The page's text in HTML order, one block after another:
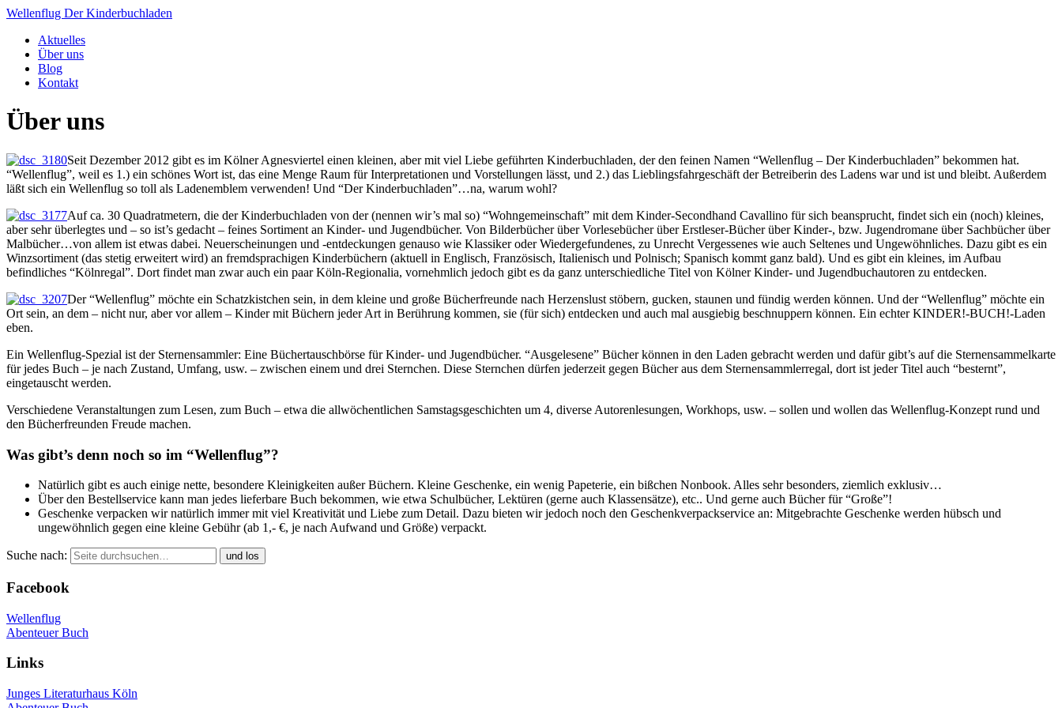
Wellenflug Der Kinderbuchladen
Aktuelles
Über uns
Blog
Kontakt
Über uns
Seit Dezember 2012 gibt es im Kölner Agnesviertel einen kleinen, aber mit viel Liebe geführten Kinderbuchladen, der den feinen Namen “Wellenflug – Der Kinderbuchladen” bekommen hat.
“Wellenflug”, weil es 1.) ein schönes Wort ist, das eine Menge Raum für Interpretationen und Vorstellungen lässt, und 2.) das Lieblingsfahrgeschäft der Betreiberin des Ladens war und ist und bleibt. Außerdem
läßt sich ein Wellenflug so toll als Ladenemblem verwenden! Und “Der Kinderbuchladen”…na, warum wohl?
Auf ca. 30 Quadratmetern, die der Kinderbuchladen von der (nennen wir’s mal so) “Wohngemeinschaft” mit dem Kinder-Secondhand Cavallino für sich beansprucht, findet sich ein (noch) kleines,
aber sehr überlegtes und – so ist’s gedacht – feines Sortiment an Kinder- und Jugendbücher. Von Bilderbücher über Vorlesebücher über Erstleser-Bücher über Kinder-, bzw. Jugendromane über Sachbücher über
Malbücher…von allem ist etwas dabei. Neuerscheinungen und -entdeckungen genauso wie Klassiker oder Wiedergefundenes, zu Unrecht Vergessenes wie auch Seltenes und Ungewöhnliches. Dazu gibt es ein
Winzsortiment (das stetig erweitert wird) an fremdsprachigen Kinderbüchern (aktuell in Englisch, Französisch, Italienisch und Polnisch; Spanisch kommt ganz bald). Und es gibt ein kleines, im Aufbau
befindliches “Kölnregal”. Dort findet man zwar auch ein paar Köln-Regionalia, vornehmlich jedoch gibt es da ganz unterschiedliche Titel von Kölner Kinder- und Jugendbuchautoren zu entdecken.
Der “Wellenflug” möchte ein Schatzkistchen sein, in dem kleine und große Bücherfreunde nach Herzenslust stöbern, gucken, staunen und fündig werden können. Und der “Wellenflug” möchte ein
Ort sein, an dem – nicht nur, aber vor allem – Kinder mit Büchern jeder Art in Berührung kommen, sie (für sich) entdecken und auch mal ausgiebig beschnuppern können. Ein echter KINDER!-BUCH!-Laden
eben.
Ein Wellenflug-Spezial ist der Sternensammler: Eine Büchertauschbörse für Kinder- und Jugendbücher. “Ausgelesene” Bücher können in den Laden gebracht werden und dafür gibt’s auf die Sternensammelkarte
für jedes Buch – je nach Zustand, Umfang, usw. – zwischen einem und drei Sternchen. Diese Sternchen dürfen jederzeit gegen Bücher aus dem Sternensammlerregal, dort ist jeder Titel auch “besternt”,
eingetauscht werden.
Verschiedene Veranstaltungen zum Lesen, zum Buch – etwa die allwöchentlichen Samstagsgeschichten um 4, diverse Autorenlesungen, Workhops, usw. – sollen und wollen das Wellenflug-Konzept rund und
den Bücherfreunden Freude machen.
Was gibt’s denn noch so im “Wellenflug”?
Natürlich gibt es auch einige nette, besondere Kleinigkeiten außer Büchern. Kleine Geschenke, ein wenig Papeterie, ein bißchen Nonbook. Alles sehr besonders, ziemlich exklusiv…
Über den Bestellservice kann man jedes lieferbare Buch bekommen, wie etwa Schulbücher, Lektüren (gerne auch Klassensätze), etc.. Und gerne auch Bücher für “Große”!
Geschenke verpacken wir natürlich immer mit viel Kreativität und Liebe zum Detail. Dazu bieten wir jedoch noch den Geschenkverpackservice an: Mitgebrachte Geschenke werden hübsch und
ungewöhnlich gegen eine kleine Gebühr (ab 1,- €, je nach Aufwand und Größe) verpackt.
Suche nach:
Facebook
Wellenflug
Abenteuer Buch
Links
Junges Literaturhaus Köln